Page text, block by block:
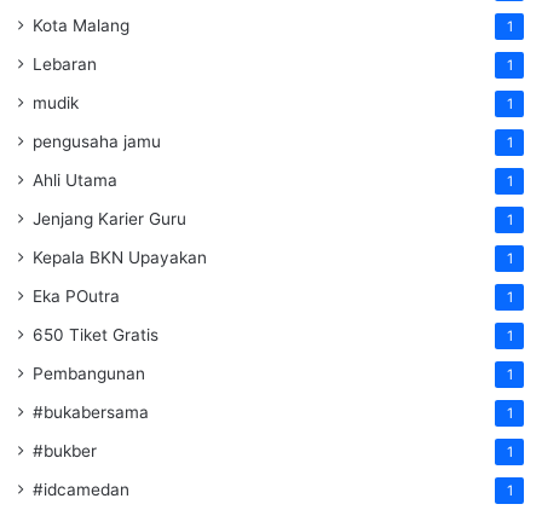
Kota Malang 1
Lebaran 1
mudik 1
pengusaha jamu 1
Ahli Utama 1
Jenjang Karier Guru 1
Kepala BKN Upayakan 1
Eka POutra 1
650 Tiket Gratis 1
Pembangunan 1
#bukabersama 1
#bukber 1
#idcamedan 1